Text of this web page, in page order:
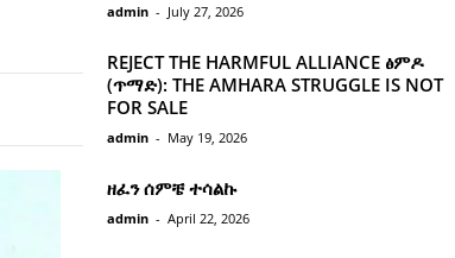
admin - July 27, 2026
REJECT THE HARMFUL ALLIANCE ፅምዶ
(ጥማድ): THE AMHARA STRUGGLE IS NOT
FOR SALE
admin - May 19, 2026
ዘፈን ሰምቼ ተሳልኩ
admin - April 22, 2026